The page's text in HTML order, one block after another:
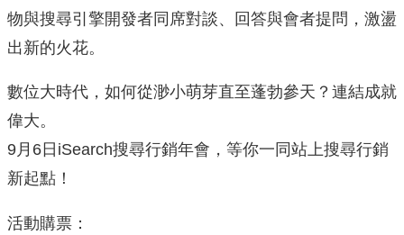
物與搜尋引擎開發者同席對談、回答與會者提問，激盪
出新的火花。
數位大時代，如何從渺小萌芽直至蓬勃參天？連結成就
偉大。
9月6日iSearch搜尋行銷年會，等你一同站上搜尋行銷
新起點！
活動購票：